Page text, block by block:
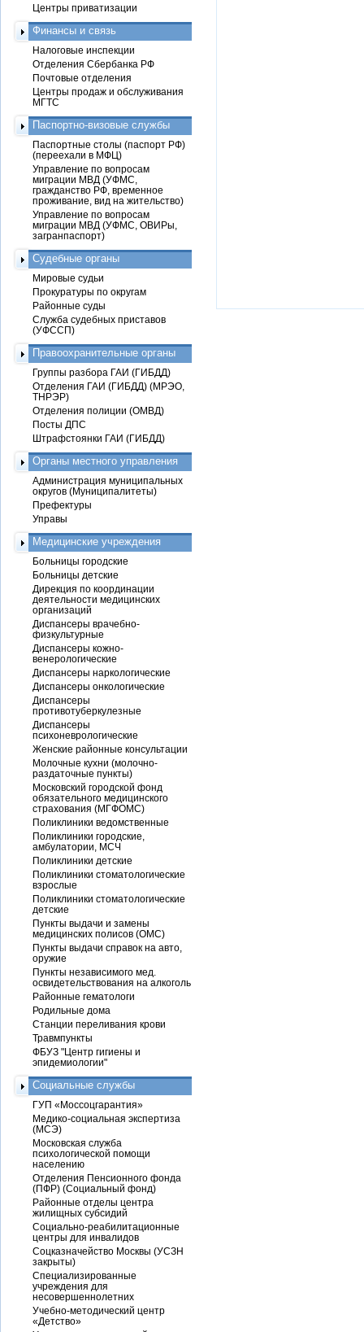
Центры приватизации
Финансы и связь
Налоговые инспекции
Отделения Сбербанка РФ
Почтовые отделения
Центры продаж и обслуживания
МГТС
Паспортно-визовые службы
Паспортные столы (паспорт РФ)
(переехали в МФЦ)
Управление по вопросам
миграции МВД (УФМС,
гражданство РФ, временное
проживание, вид на жительство)
Управление по вопросам
миграции МВД (УФМС, ОВИРы,
загранпаспорт)
Судебные органы
Мировые судьи
Прокуратуры по округам
Районные суды
Служба судебных приставов
(УФССП)
Правоохранительные органы
Группы разбора ГАИ (ГИБДД)
Отделения ГАИ (ГИБДД) (МРЭО,
ТНРЭР)
Отделения полиции (ОМВД)
Посты ДПС
Штрафстоянки ГАИ (ГИБДД)
Органы местного управления
Администрация муниципальных
округов (Муниципалитеты)
Префектуры
Управы
Медицинские учреждения
Больницы городские
Больницы детские
Дирекция по координации
деятельности медицинских
организаций
Диспансеры врачебно-
физкультурные
Диспансеры кожно-
венерологические
Диспансеры наркологические
Диспансеры онкологические
Диспансеры
противотуберкулезные
Диспансеры
психоневрологические
Женские районные консультации
Молочные кухни (молочно-
раздаточные пункты)
Московский городской фонд
обязательного медицинского
страхования (МГФОМС)
Поликлиники ведомственные
Поликлиники городские,
амбулатории, МСЧ
Поликлиники детские
Поликлиники стоматологические
взрослые
Поликлиники стоматологические
детские
Пункты выдачи и замены
медицинских полисов (ОМС)
Пункты выдачи справок на авто,
оружие
Пункты независимого мед.
освидетельствования на алкоголь
Районные гематологи
Родильные дома
Станции переливания крови
Травмпункты
ФБУЗ "Центр гигиены и
эпидемиологии"
Социальные службы
ГУП «Моссоцгарантия»
Медико-социальная экспертиза
(МСЭ)
Московская служба
психологической помощи
населению
Отделения Пенсионного фонда
(ПФР) (Социальный фонд)
Районные отделы центра
жилищных субсидий
Социально-реабилитационные
центры для инвалидов
Соцказначейство Москвы (УСЗН
закрыты)
Специализированные
учреждения для
несовершеннолетних
Учебно-методический центр
«Детство»